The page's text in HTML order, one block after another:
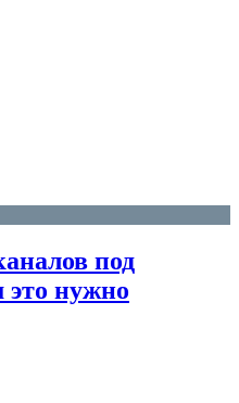
под
это нужно